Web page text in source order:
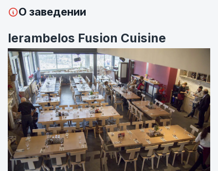
О заведении
Ierambelos Fusion Cuisine